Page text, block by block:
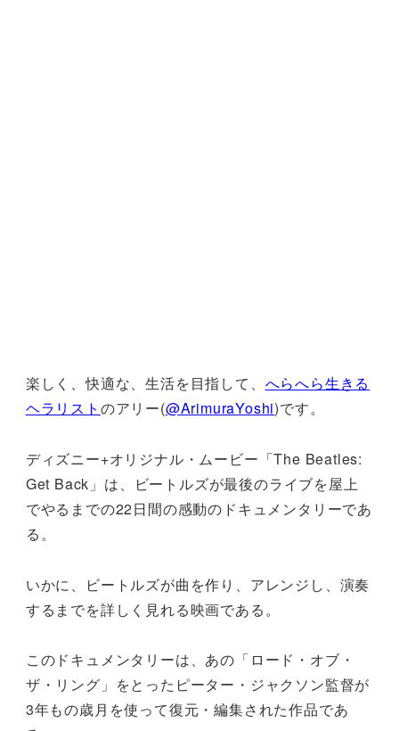
楽しく、快適な、生活を目指して、 へらへら生きる
ヘラリスト のアリー(@ArimuraYoshi)です。
ディズニー+オリジナル・ムービー「The Beatles:
Get Back」は、ビートルズが最後のライブを屋上
でやるまでの22日間の感動のドキュメンタリーであ
る。
いかに、ビートルズが曲を作り、アレンジし、演奏
するまでを詳しく見れる映画である。
このドキュメンタリーは、あの「ロード・オブ・
ザ・リング」をとったピーター・ジャクソン監督が
3年もの歳月を使って復元・編集された作品であ